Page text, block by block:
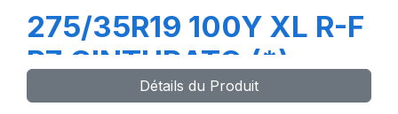
275/35R19 100Y XL R-F
P7 CINTURATO (*)
(MOE)
Détails du Produit